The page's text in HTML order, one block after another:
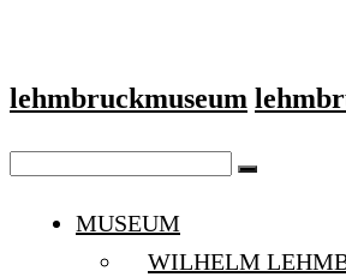
lehmbruckmuseum
MUSEUM
WILHELM